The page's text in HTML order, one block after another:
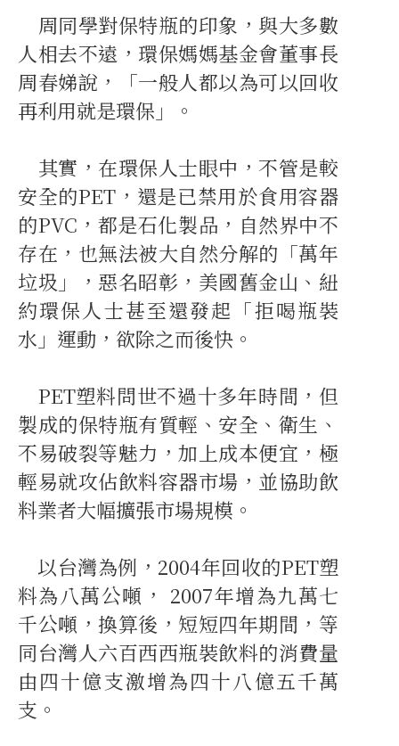
周同學對保特瓶的印象，與大多數
人相去不遠，環保媽媽基金會董事長
周春娣說，「一般人都以為可以回收
再利用就是環保」。
其實，在環保人士眼中，不管是較
安全的PET，還是已禁用於食用容器
的PVC，都是石化製品，自然界中不
存在，也無法被大自然分解的「萬年
垃圾」，惡名昭彰，美國舊金山、紐
約環保人士甚至還發起「拒喝瓶裝
水」運動，欲除之而後快。
PET塑料問世不過十多年時間，但
製成的保特瓶有質輕、安全、衛生、
不易破裂等魅力，加上成本便宜，極
輕易就攻佔飲料容器市場，並協助飲
料業者大幅擴張市場規模。
以台灣為例，2004年回收的PET塑
料為八萬公噸， 2007年增為九萬七
千公噸，換算後，短短四年期間，等
同台灣人六百西西瓶裝飲料的消費量
由四十億支激增為四十八億五千萬
支。